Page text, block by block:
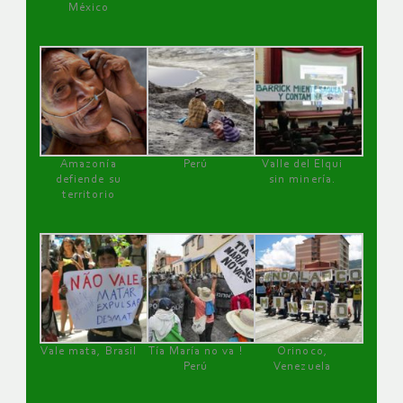
México
Amazonía
defiende su
territorio
Perú
Valle del Elqui
sin minería.
Vale mata, Brasil
Tía María no va !
Perú
Orinoco,
Venezuela